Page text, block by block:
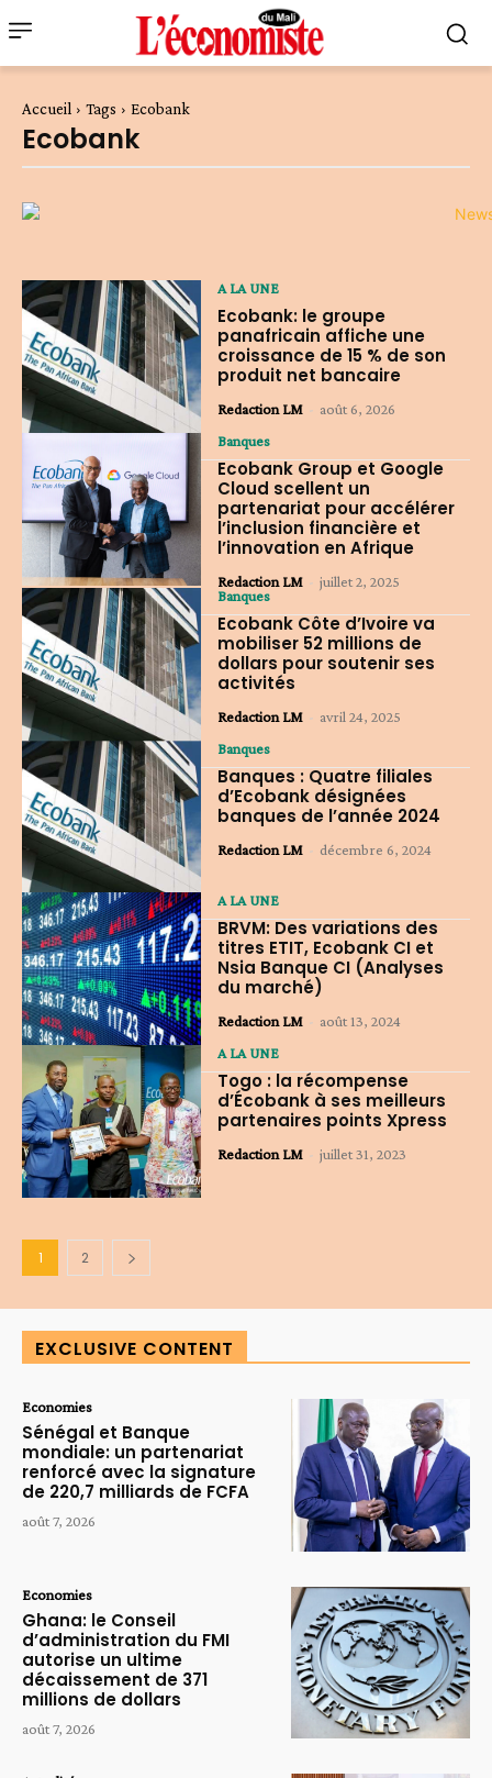
Accueil Tags Ecobank
Ecobank
A LA UNE
Ecobank: le groupe
panafricain affiche une
croissance de 15 % de son
produit net bancaire
Redaction LM - août 6, 2026
Banques
Ecobank Group et Google
Cloud scellent un
partenariat pour accélérer
l’inclusion financière et
l’innovation en Afrique
Redaction LM - juillet 2, 2025
Banques
Ecobank Côte d’Ivoire va
mobiliser 52 millions de
dollars pour soutenir ses
activités
Redaction LM - avril 24, 2025
Banques
Banques : Quatre filiales
d’Ecobank désignées
banques de l’année 2024
Redaction LM - décembre 6, 2024
A LA UNE
BRVM: Des variations des
titres ETIT, Ecobank CI et
Nsia Banque CI (Analyses
du marché)
Redaction LM - août 13, 2024
A LA UNE
Togo : la récompense
d’Écobank à ses meilleurs
partenaires points Xpress
Redaction LM - juillet 31, 2023
1 2
EXCLUSIVE CONTENT
Economies
Sénégal et Banque
mondiale: un partenariat
renforcé avec la signature
de 220,7 milliards de FCFA
août 7, 2026
Economies
Ghana: le Conseil
d’administration du FMI
autorise un ultime
décaissement de 371
millions de dollars
août 7, 2026